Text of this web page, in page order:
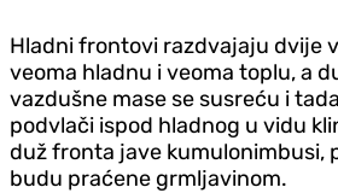
Hladni frontovi razdvajaju dvije
veoma hladnu i veoma toplu, a
vazdušne mase se susreću i
podvlači ispod hladnog u vidu
duž fronta jave kumulonimbusi,
budu praćene grmljavinom.